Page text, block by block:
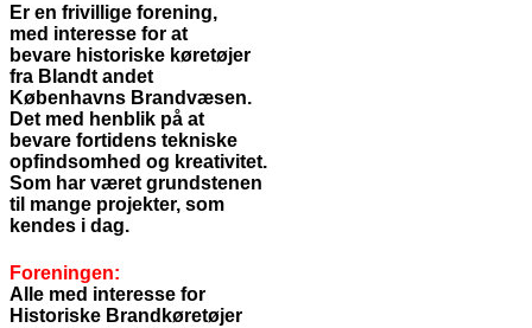
Er en frivillige forening,
med interesse for at
bevare historiske køretøjer
fra Blandt andet
Københavns Brandvæsen.
Det med henblik på at
bevare fortidens tekniske
opfindsomhed og kreativitet.
Som har været grundstenen
til mange projekter, som
kendes i dag.
Foreningen:
Alle med interesse for
Historiske Brandkøretøjer